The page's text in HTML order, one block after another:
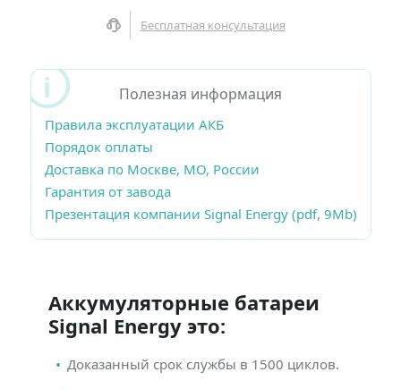
Бесплатная консультация
Полезная информация
Правила эксплуатации АКБ
Порядок оплаты
Доставка по Москве, МО, России
Гарантия от завода
Презентация компании Signal Energy (pdf, 9Mb)
Аккумуляторные батареи
Signal Energy это:
Доказанный срок службы в 1500 циклов.